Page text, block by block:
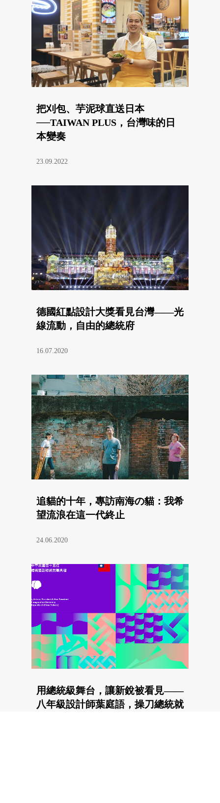
把刈包、芋泥球直送日本
──TAIWAN PLUS，台灣味的日
本變奏
23.09.2022
德國紅點設計大獎看見台灣——光
線流動，自由的總統府
16.07.2020
追貓的十年，專訪南海の貓：我希
望流浪在這一代終止
24.06.2020
用總統級舞台，讓新銳被看見——
八年級設計師葉庭語，操刀總統就